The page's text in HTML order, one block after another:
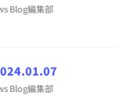
Blog編集部
Blog編集部